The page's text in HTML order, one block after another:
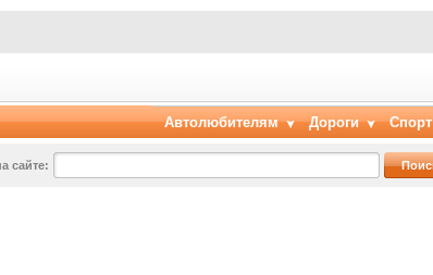
Автолюбителям Дороги Спорт
сайте: